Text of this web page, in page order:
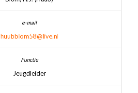
huubblom58@live.nl
Jeugdleider